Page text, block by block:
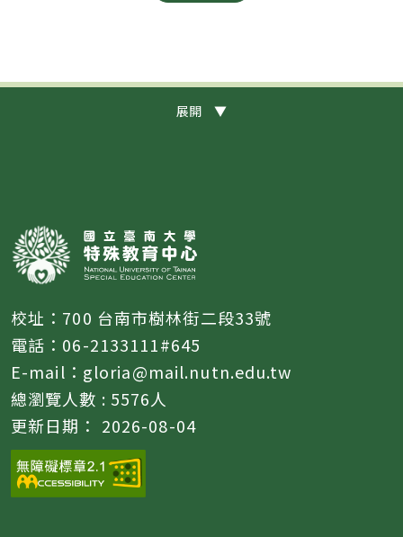
展開 ▼
校址：700 台南市樹林街二段33號
電話：06-2133111#645
E-mail：gloria@mail.nutn.edu.tw
總瀏覽人數 : 5576人
更新日期： 2026-08-04